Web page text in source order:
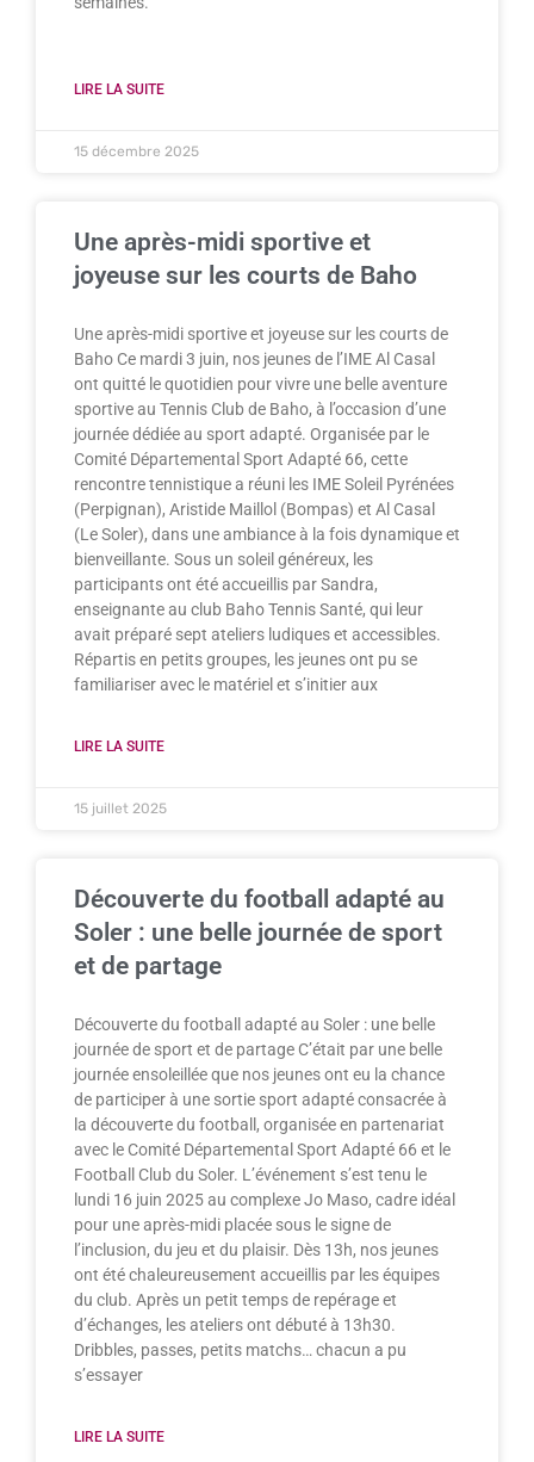
LIRE LA SUITE
15 décembre 2025
Une après-midi sportive et
joyeuse sur les courts de Baho
Une après-midi sportive et joyeuse sur les courts de
Baho Ce mardi 3 juin, nos jeunes de l’IME Al Casal
ont quitté le quotidien pour vivre une belle aventure
sportive au Tennis Club de Baho, à l’occasion d’une
journée dédiée au sport adapté. Organisée par le
Comité Départemental Sport Adapté 66, cette
rencontre tennistique a réuni les IME Soleil Pyrénées
(Perpignan), Aristide Maillol (Bompas) et Al Casal
(Le Soler), dans une ambiance à la fois dynamique et
bienveillante. Sous un soleil généreux, les
participants ont été accueillis par Sandra,
enseignante au club Baho Tennis Santé, qui leur
avait préparé sept ateliers ludiques et accessibles.
Répartis en petits groupes, les jeunes ont pu se
familiariser avec le matériel et s’initier aux
LIRE LA SUITE
15 juillet 2025
Découverte du football adapté au
Soler : une belle journée de sport
et de partage
Découverte du football adapté au Soler : une belle
journée de sport et de partage C’était par une belle
journée ensoleillée que nos jeunes ont eu la chance
de participer à une sortie sport adapté consacrée à
la découverte du football, organisée en partenariat
avec le Comité Départemental Sport Adapté 66 et le
Football Club du Soler. L’événement s’est tenu le
lundi 16 juin 2025 au complexe Jo Maso, cadre idéal
pour une après-midi placée sous le signe de
l’inclusion, du jeu et du plaisir. Dès 13h, nos jeunes
ont été chaleureusement accueillis par les équipes
du club. Après un petit temps de repérage et
d’échanges, les ateliers ont débuté à 13h30.
Dribbles, passes, petits matchs… chacun a pu
s’essayer
LIRE LA SUITE